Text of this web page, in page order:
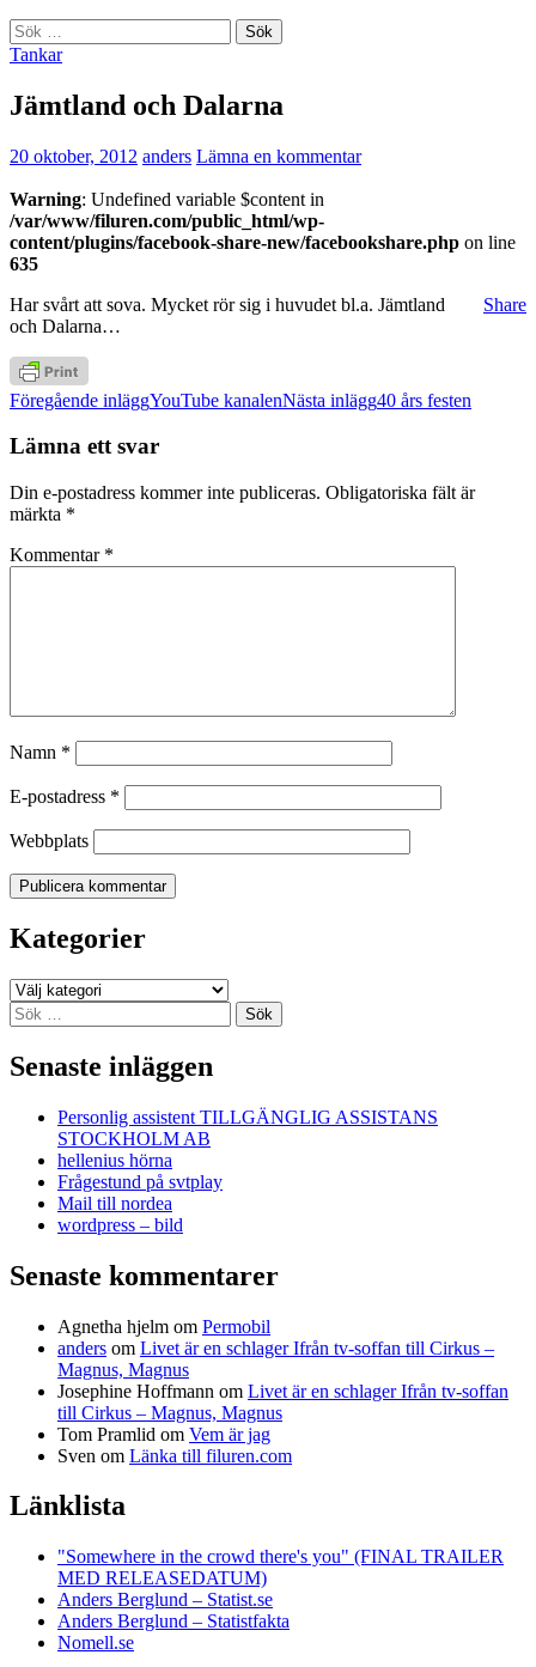
Sök
efter:
Tankar
Jämtland och Dalarna
20 oktober, 2012 anders Lämna en kommentar
Warning: Undefined variable $content in
/var/www/filuren.com/public_html/wp-
content/plugins/facebook-share-new/facebookshare.php on line
635
Share
Har svårt att sova. Mycket rör sig i huvudet bl.a. Jämtland
och Dalarna…
Inläggsnavigering
Föregående inläggYouTube kanalenNästa inlägg40 års festen
Lämna ett svar
Din e-postadress kommer inte publiceras. Obligatoriska fält är
märkta *
Kommentar *
Namn *
E-postadress *
Webbplats
Kategorier
Kategorier
Sök
efter:
Senaste inläggen
Personlig assistent TILLGÄNGLIG ASSISTANS
STOCKHOLM AB
hellenius hörna
Frågestund på svtplay
Mail till nordea
wordpress – bild
Senaste kommentarer
Agnetha hjelm om Permobil
anders om Livet är en schlager Ifrån tv-soffan till Cirkus –
Magnus, Magnus
Josephine Hoffmann om Livet är en schlager Ifrån tv-soffan
till Cirkus – Magnus, Magnus
Tom Pramlid om Vem är jag
Sven om Länka till filuren.com
Länklista
"Somewhere in the crowd there's you" (FINAL TRAILER
MED RELEASEDATUM)
Anders Berglund – Statist.se
Anders Berglund – Statistfakta
Nomell.se